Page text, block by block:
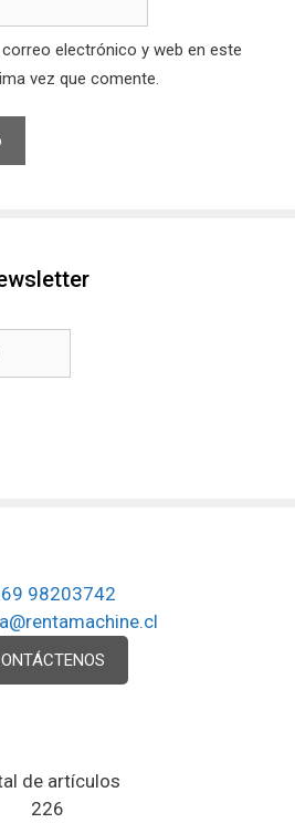
electrónico y web en este
vez que comente.
98203742
de artículos
226